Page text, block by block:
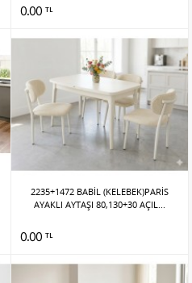
0.00 TL
2235+1472 BABİL (KELEBEK)PARİS
AYAKLI AYTAŞI 80,130+30 AÇIL...
0.00 TL